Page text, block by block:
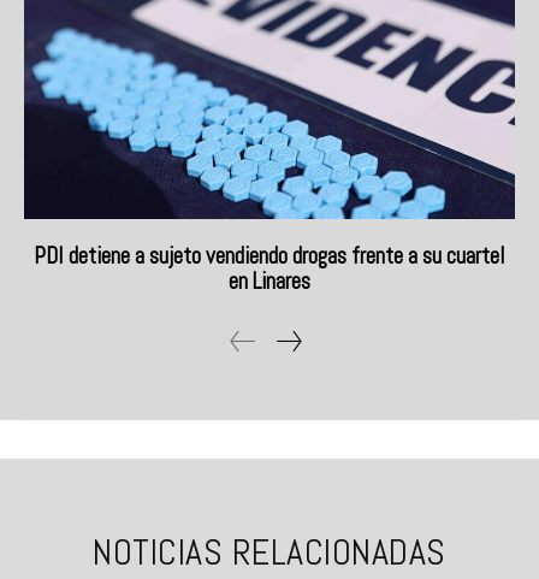
PDI detiene a sujeto vendiendo drogas frente a su cuartel
en Linares
NOTICIAS RELACIONADAS